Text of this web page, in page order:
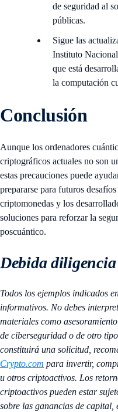
de seguridad al
públicas.
Sigue las
Instituto
que está
la computación
Conclusión
Aunque los ordenadores
criptográficos actuales no son
estas precauciones puede
prepararse para futuros
criptomonedas y los
soluciones para reforzar la
poscuántico.
Debida
Todos los ejemplos indicados
informativos. No debes
materiales como
de ciberseguridad o de otro
constituirá una solicitud,
Crypto.com para invertir,
u otros criptoactivos. Los
criptoactivos pueden estar
sobre las ganancias de